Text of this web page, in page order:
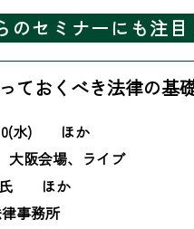
のセミナーにも注
ておくべき法律の基
水) ほか
大阪会場、ライブ
氏 ほか
事務所